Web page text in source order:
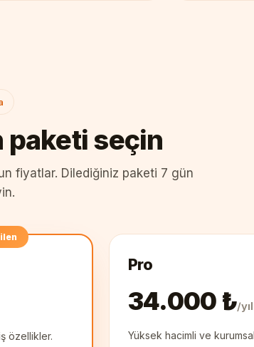
paketi seçin
fiyatlar. Dilediğiniz paketi 7 gün
özellikler.
Pro
34.000 ₺/yıl
Yüksek hacimli ve kurumsal